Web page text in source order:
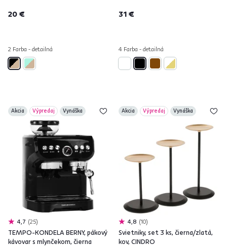
20 €
2 Farba - detailná
31 €
4 Farba - detailná
Akcia Výpredaj Vynáška
4,7 25
TEMPO-KONDELA BERNY, pákový
kávovar s mlynčekom, čierna
Akcia Výpredaj Vynáška
4,8 10
Svietniky, set 3 ks, čierna/zlatá,
kov, CINDRO